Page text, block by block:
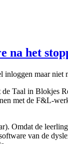
het
maar
Taal in Blokjes
met de F&L-
Omdat de
van de